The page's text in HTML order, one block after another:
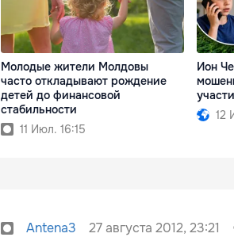
Молодые жители Молдовы
часто откладывают рождение
детей до финансовой
стабильности
11 Июл. 16:15
Ион
12
Antena3 27 августа 2012, 23:21